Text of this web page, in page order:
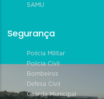
SAMU
Segurança
Polícia Militar
Polícia Civil
Bombeiros
Defesa Civil
Guarda Municipal